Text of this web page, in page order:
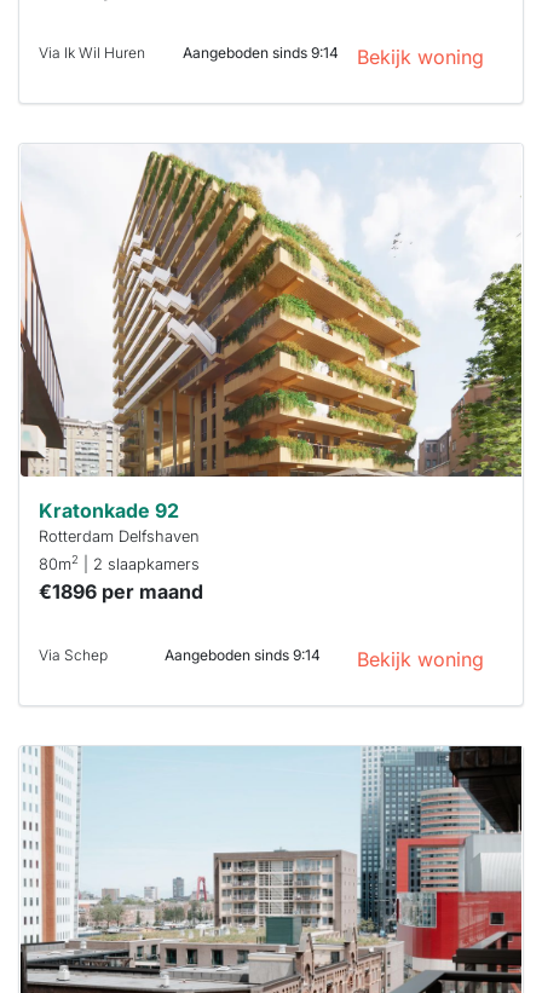
Via Ik Wil Huren Aangeboden sinds 9:14 Bekijk woning
Deze woning
waarschijnlijk
al verhuurd
Om kans te
maken moet je
binnen 15
minuten
reageren.
Stekkies helpt
je hierbij!
Kratonkade 92
Rotterdam Delfshaven
80m2 | 2 slaapkamers
€1896 per maand
Via Schep Aangeboden sinds 9:14 Bekijk woning
minuten
reageren.
Stekkies helpt
je hierbij!